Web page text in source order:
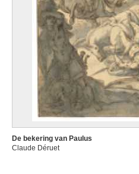
De bekering van Paulus
Claude Déruet